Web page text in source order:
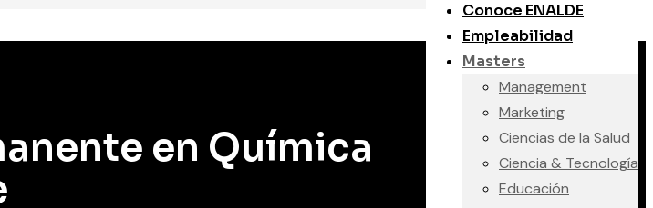
Conoce ENALDE
Empleabilidad
Masters
Management
Marketing
Ciencias de la Salud
Ciencia & Tecnología
Educación
en Química